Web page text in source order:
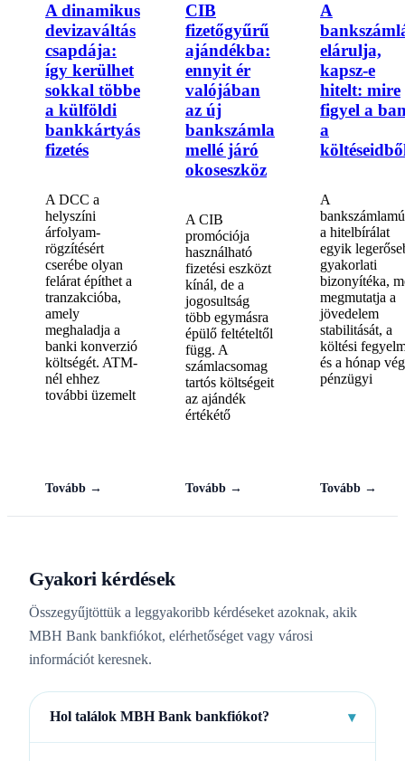
A dinamikus
devizaváltás
csapdája:
így kerülhet
sokkal többe
a külföldi
bankkártyás
fizetés
A DCC a
helyszíni
árfolyam-
rögzítésért
cserébe olyan
felárat építhet a
tranzakcióba,
amely
meghaladja a
banki konverzió
költségét. ATM-
nél ehhez
további üzemelt
Tovább →
CIB
fizetőgyűrű
ajándékba:
ennyit ér
valójában
az új
bankszámla
mellé járó
okoseszköz
A CIB
promóciója
használható
fizetési eszközt
kínál, de a
jogosultság
több egymásra
épülő feltételtől
függ. A
számlacsomag
tartós költségeit
az ajándék
értékétő
Tovább →
A
elárulja,
kapsz-e
hitelt: mire
figyel a
a
A
a hitelbírálat
egyik
gyakorlati
bizonyítéka,
megmutatja a
jövedelem
stabilitását, a
költési
és a hónap
pénzügyi
Tovább →
Gyakori kérdések
Összegyűjtöttük a leggyakoribb kérdéseket azoknak, akik
MBH Bank bankfiókot, elérhetőséget vagy városi
információt keresnek.
Hol találok MBH Bank bankfiókot? ▾